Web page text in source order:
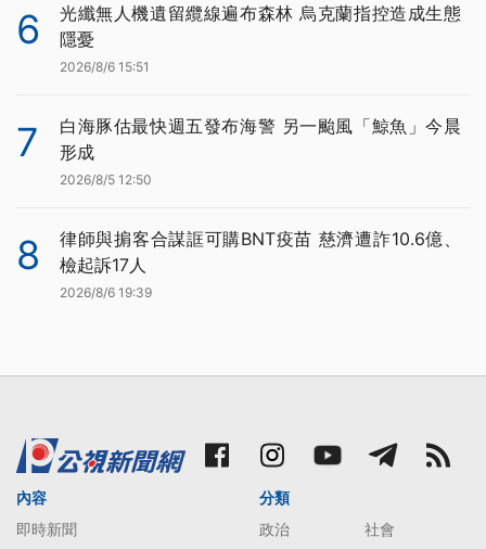
6
光纖無人機遺留纜線遍布森林 烏克蘭指控造成生態
隱憂
2026/8/6 15:51
7
白海豚估最快週五發布海警 另一颱風「鯨魚」今晨
形成
2026/8/5 12:50
8
律師與掮客合謀誆可購BNT疫苗 慈濟遭詐10.6億、
檢起訴17人
2026/8/6 19:39
內容
即時新聞
分類
政治
社會